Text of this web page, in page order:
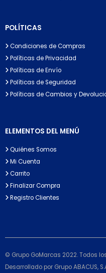
POLÍTICAS
Condiciones de Compras
Políticas de Privacidad
Políticas de Envío
Políticas de Seguridad
Políticas de Cambios y
ELEMENTOS DEL MENÚ
Quiénes Somos
Mi Cuenta
Carrito
Finalizar Compra
Registro Clientes
© Grupo GoMarcas 2022. Todos
Desarrollado por Grupo ABACUS,